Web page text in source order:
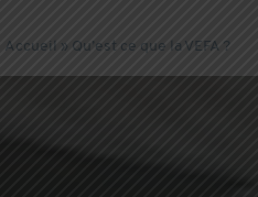
Accueil » Qu’est ce que la VEFA ?